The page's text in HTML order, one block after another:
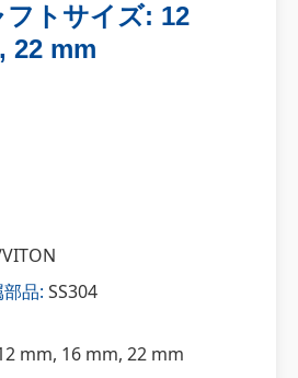
トサイズ: 12
22 mm
品: SS304
mm, 16 mm, 22 mm